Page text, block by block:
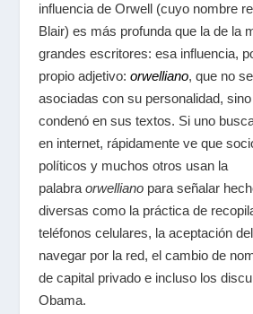
influencia de Orwell (cuyo nombre
Blair) es más profunda que la de la
grandes escritores: esa influencia,
propio adjetivo: orwelliano, que no
asociadas con su personalidad,
condenó en sus textos. Si uno
en internet, rápidamente ve que
políticos y muchos otros usan la
palabra orwellianopara señalar
diversas como la práctica de
teléfonos celulares, la aceptación
navegar por la red, el cambio de
de capital privado e incluso los
Obama.